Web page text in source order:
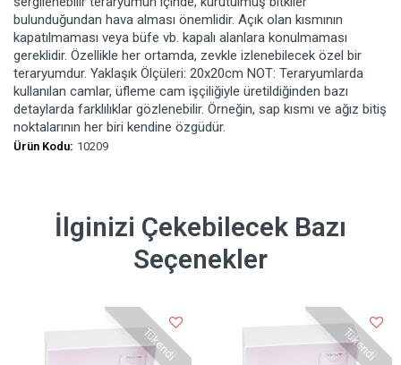
bulunduğundan hava alması önemlidir. Açık olan kısmının
kapatılmaması veya büfe vb. kapalı alanlara konulmaması
gereklidir. Özellikle her ortamda, zevkle izlenebilecek özel bir
teraryumdur. Yaklaşık Ölçüleri: 20x20cm NOT: Teraryumlarda
kullanılan camlar, üfleme cam işçiliğiyle üretildiğinden bazı
detaylarda farklılıklar gözlenebilir. Örneğin, sap kısmı ve ağız bitiş
noktalarının her biri kendine özgüdür.
Ürün Kodu: 10209
İlginizi Çekebilecek Bazı
Seçenekler
Tükendi Tükendi